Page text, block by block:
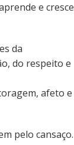
e cresce
da
do respeito e
afeto e
pelo cansaço.